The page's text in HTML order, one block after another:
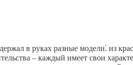
в руках разные модели⁚ из
– каждый имеет свои